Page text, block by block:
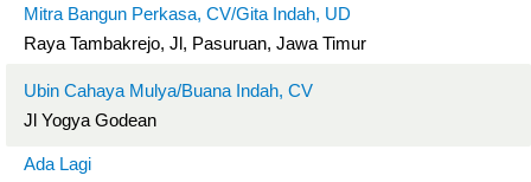
Mitra Bangun Perkasa, CV/Gita Indah, UD
Raya Tambakrejo, Jl, Pasuruan, Jawa Timur
Ubin Cahaya Mulya/Buana Indah, CV
Jl Yogya Godean
Ada Lagi